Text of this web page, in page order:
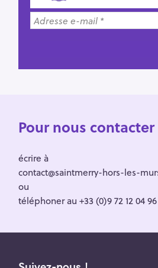
Pour nous contacter
écrire à
contact@saintmerry-hors-les-
ou
téléphoner au +33 (0)9 72 12 04 96